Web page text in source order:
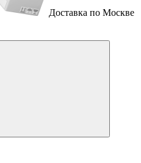
Доставка по Москве